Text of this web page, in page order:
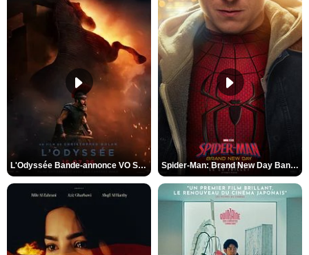
L'Odyssée Bande-annonce VO STFR Spider-Man: Brand New Day Bande-annonce VO STFR